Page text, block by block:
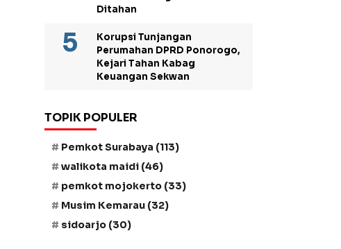
Ditahan
Korupsi Tunjangan
Perumahan DPRD Ponorogo,
Kejari Tahan Kabag
Keuangan Sekwan
TOPIK POPULER
Pemkot Surabaya (113)
walikota maidi (46)
pemkot mojokerto (33)
Musim Kemarau (32)
sidoarjo (30)